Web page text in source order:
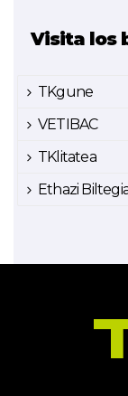
Visita los
TKgune
VETIBAC
TKlitatea
Ethazi